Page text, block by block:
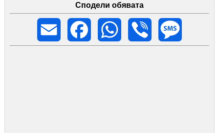
Сподели обявата
Email
Facebook WhatsApp Viber